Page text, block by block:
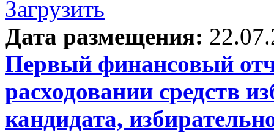
Загрузить
Дата размещения:
Первый финансовый
расходовании средств
кандидата,